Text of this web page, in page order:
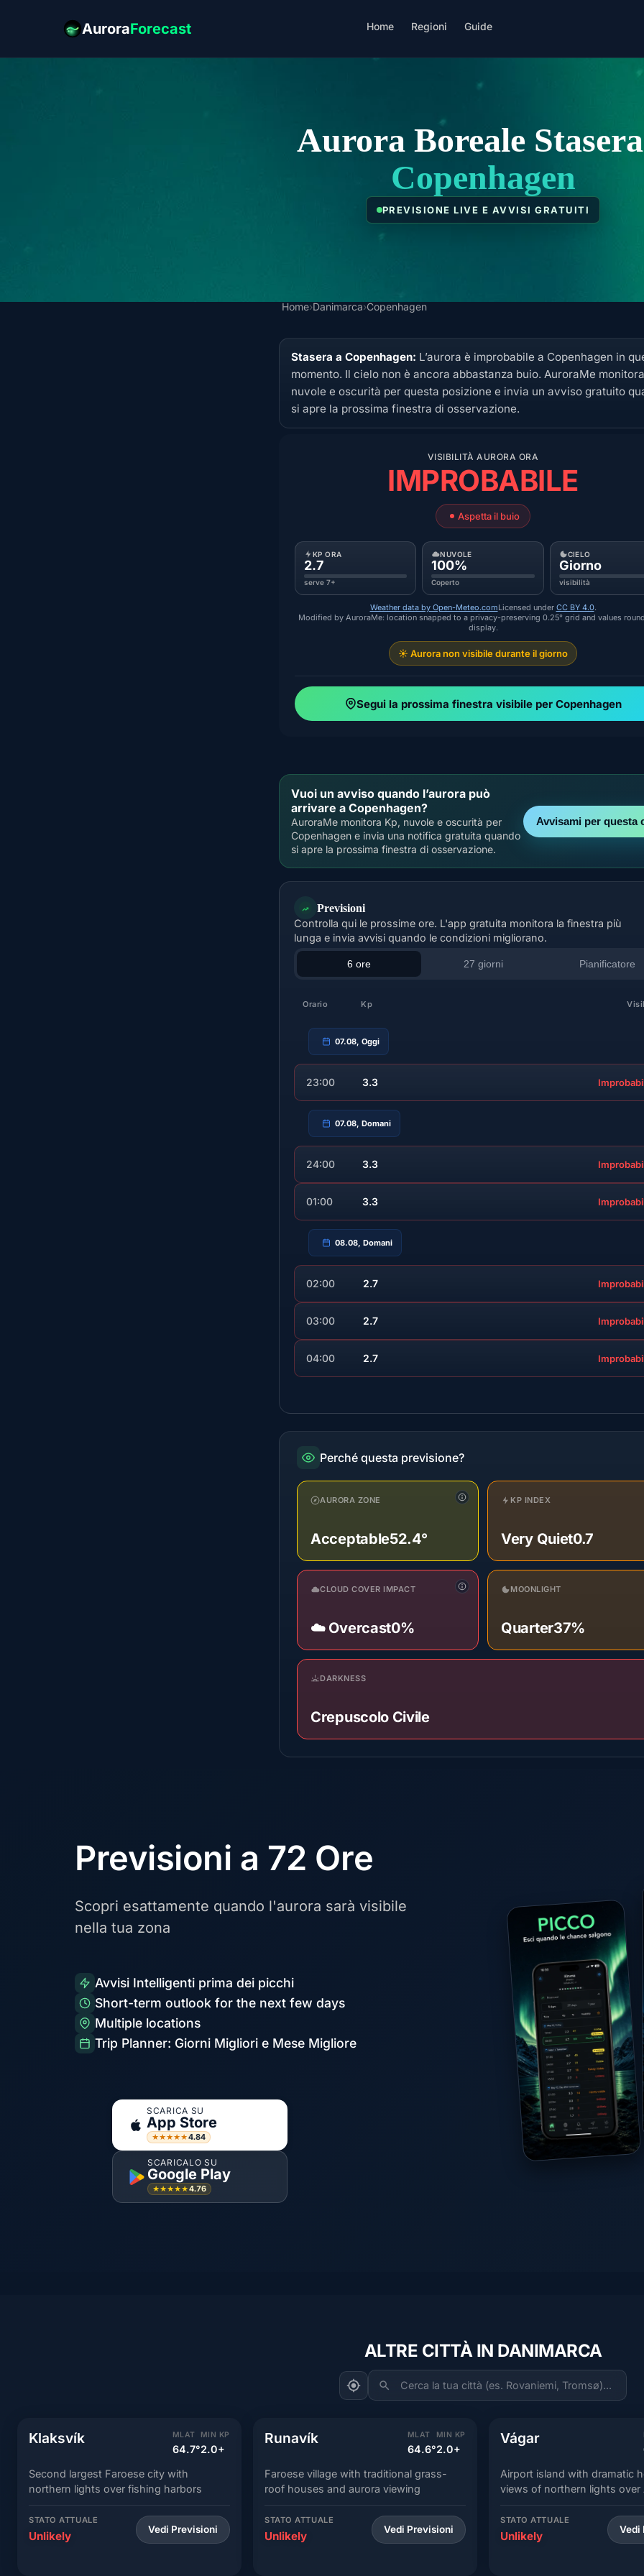
AuroraForecast Home Regioni Guide
Aurora Boreale
Copenhagen
PREVISIONE LIVE E AVVISI GRATUITI
Home›Danimarca›Copenhagen
Stasera a Copenhagen: L’aurora è improbabile a Copenhagen in
momento. Il cielo non è ancora abbastanza buio. AuroraMe
nuvole e oscurità per questa posizione e invia un avviso gratuito
si apre la prossima finestra di osservazione.
VISIBILITÀ AURORA ORA
IMPROBABILE
Aspetta il buio
KP ORA
2.7
serve 7+
NUVOLE
100%
Coperto
CIELO
Giorno
visibilità
Weather data by Open-Meteo.comLicensed under CC BY 4.0.
Modified by AuroraMe: location snapped to a privacy-preserving 0.25° grid and values
display.
☀️ Aurora non visibile durante il giorno
Segui la prossima finestra visibile per Copenhagen
Vuoi un avviso quando l’aurora può
arrivare a Copenhagen?
AuroraMe monitora Kp, nuvole e oscurità per
Copenhagen e invia una notifica gratuita quando
si apre la prossima finestra di osservazione.
Avvisami per questa
Previsioni
Controlla qui le prossime ore. L'app gratuita monitora la finestra più
lunga e invia avvisi quando le condizioni migliorano.
6 ore 27 giorni Pianificatore
Orario Kp
07.08, Oggi
23:00 3.3
07.08, Domani
24:00 3.3
01:00 3.3
08.08, Domani
02:00 2.7
03:00 2.7
04:00 2.7
Perché questa previsione?
AURORA ZONE
Acceptable52.4°
KP INDEX
Very Quiet0.7
CLOUD COVER IMPACT
☁️ Overcast0%
MOONLIGHT
Quarter37%
DARKNESS
Crepuscolo Civile
Previsioni a 72 Ore
Scopri esattamente quando l'aurora sarà visibile
nella tua zona
Avvisi Intelligenti prima dei picchi
Short-term outlook for the next few days
Multiple locations
Trip Planner: Giorni Migliori e Mese Migliore
SCARICA SU
App Store
★★★★★4.84
SCARICALO SU
Google Play
★★★★★4.76
ALTRE CITTÀ IN DANIMARCA
Cerca la tua città (es. Rovaniemi, Tromsø)...
Klaksvík MLAT
64.7°
MIN KP
2.0+
Second largest Faroese city with
northern lights over fishing harbors
STATO ATTUALE
Unlikely Vedi Previsioni
Runavík MLAT
64.6°
MIN KP
2.0+
Faroese village with traditional grass-
roof houses and aurora viewing
STATO ATTUALE
Unlikely Vedi Previsioni
Vágar
Airport island with dramatic
views of northern lights over
STATO ATTUALE
Unlikely Vedi